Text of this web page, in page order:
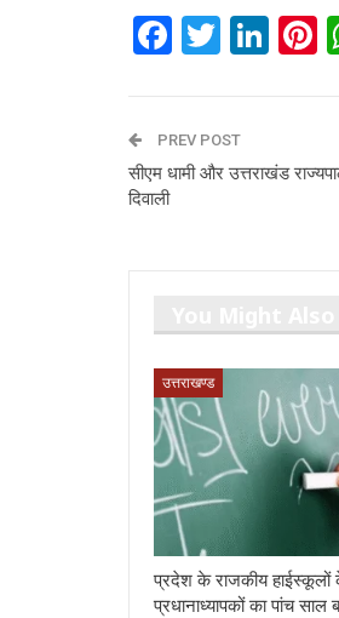
Facebook
PREV POST
सीएम धामी और उत्तराखंड
दिवाली
उत्तराखण्ड
प्रदेश के राजकीय हाईस्कूलों
प्रधानाध्यापकों का पांच साल